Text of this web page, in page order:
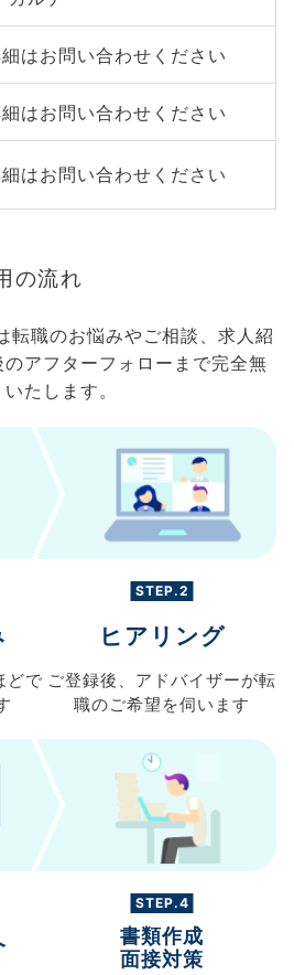
はお問い合わせください
はお問い合わせください
はお問い合わせください
の流れ
転職のお悩みやご相談、求人紹
アフターフォローまで完全無
たします。
どで
STEP.2
ヒアリング
ご登録後、 アドバイザーが転
職のご希望を伺います
STEP.4
書類作成
面接対策